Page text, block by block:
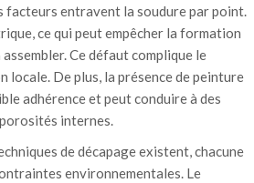
facteurs entravent la soudure par point.
ce qui peut empêcher la formation
Ce défaut complique le
locale. De plus, la présence de peinture
adhérence et peut conduire à des
internes.
de décapage existent, chacune
environnementales. Le